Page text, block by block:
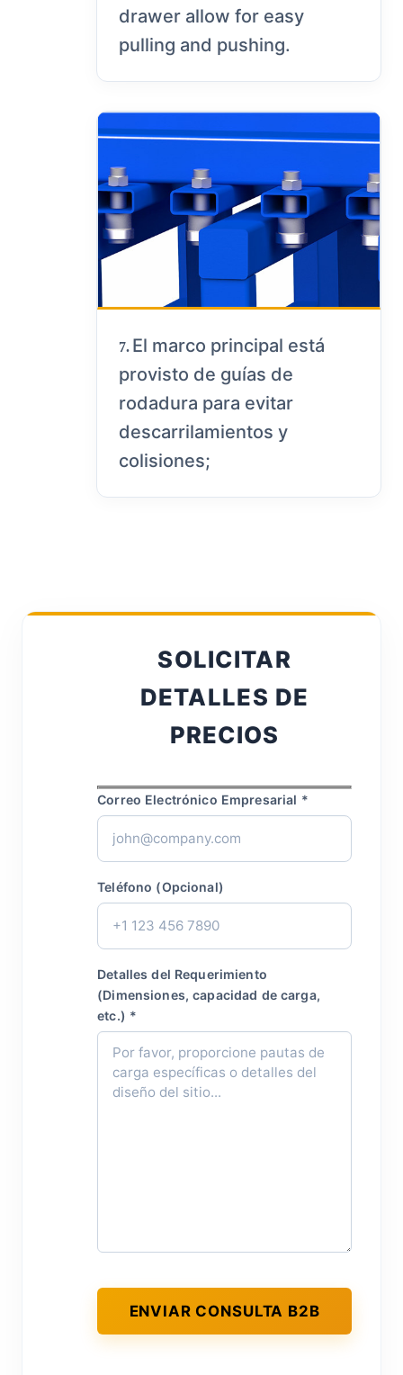
drawer allow for easy
pulling and pushing.
7. El marco principal está
provisto de guías de
rodadura para evitar
descarrilamientos y
colisiones;
SOLICITAR
DETALLES DE
PRECIOS
Correo Electrónico Empresarial *
Teléfono (Opcional)
Detalles del Requerimiento
(Dimensiones, capacidad de carga,
etc.) *